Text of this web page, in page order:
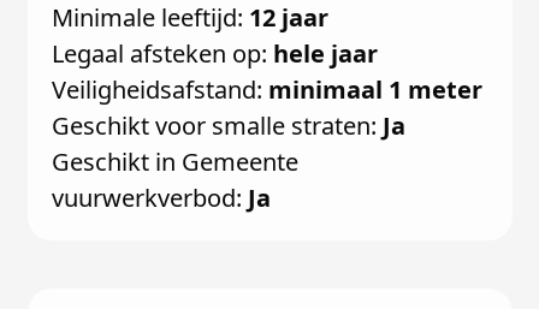
Minimale leeftijd: 12 jaar
Legaal afsteken op: hele jaar
Veiligheidsafstand: minimaal 1 meter
Geschikt voor smalle straten: Ja
Geschikt in Gemeente
vuurwerkverbod: Ja